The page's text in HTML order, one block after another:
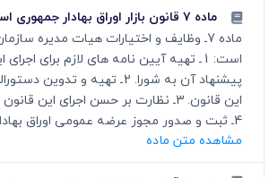
ماده ۷ قانون بازار اوراق بهادار جمهوری اسلامی ایران
ماده 7ـ وظایف و اختیارات هیات مدیره
است: 1ـ تهیه آیین نامه های لازم برای
پیشنهاد آن به شورا. 2ـ تهیه و
این قانون. 3ـ نظارت بر حسن اجرای این
4ـ ثبت و صدور مجوز عرضه عمومی اوراق بهادار و...
مشاهده متن ماده